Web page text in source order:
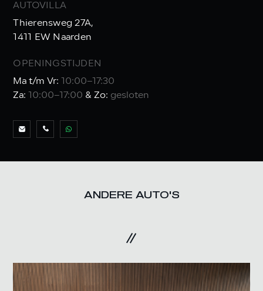
AUTOVILLA
Thierensweg 27A,
1411 EW Naarden
OPENINGSTIJDEN
Ma t/m Vr:
10:00–17:30
Za:
10:00–17:00 & Zo: gesloten
ANDERE AUTO'S